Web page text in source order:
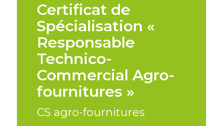
Certificat de
Spécialisation «
Responsable
Technico-
Commercial Agro-
fournitures »
CS agro-fournitures